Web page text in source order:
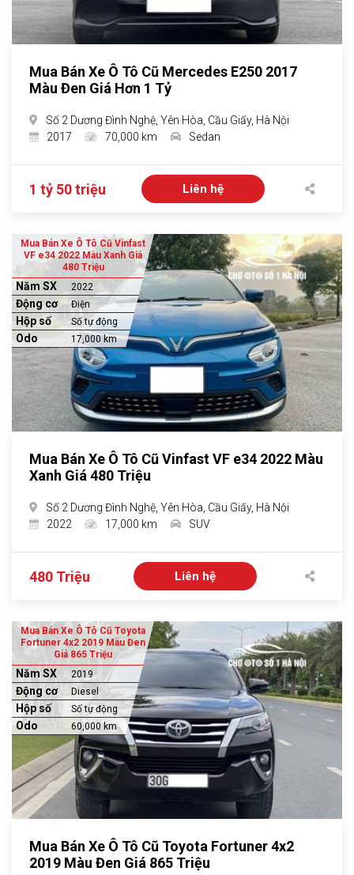
Mua Bán Xe Ô Tô Cũ Mercedes E250 2017
Màu Đen Giá Hơn 1 Tỷ
Số 2 Dương Đình Nghệ, Yên Hòa, Cầu Giấy, Hà Nội
2017
70,000 km Sedan
1 tỷ 50 triệu Liên hệ
Mua Bán Xe Ô Tô Cũ Vinfast
VF e34 2022 Màu Xanh Giá
480 Triệu
Năm SX 2022
Động cơ Điện
Hộp số Số tự động
Odo 17,000 km
Mua Bán Xe Ô Tô Cũ Vinfast VF e34 2022 Màu
Xanh Giá 480 Triệu
Số 2 Dương Đình Nghệ, Yên Hòa, Cầu Giấy, Hà Nội
2022
17,000 km SUV
480 Triệu Liên hệ
Mua Bán Xe Ô Tô Cũ Toyota
Fortuner 4x2 2019 Màu Đen
Giá 865 Triệu
Năm SX 2019
Động cơ Diesel
Hộp số Số tự động
Odo 60,000 km
Mua Bán Xe Ô Tô Cũ Toyota Fortuner 4x2
2019 Màu Đen Giá 865 Triệu